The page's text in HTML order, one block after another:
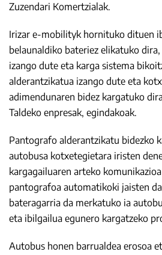
Zuzendari Komertzialak.
Irizar e-mobilityk hornituko dituen
belaunaldiko bateriez elikatuko
izango dute eta karga sistema
alderantzikatua izango dute eta
adimendunaren bidez kargatuko
Taldeko enpresak, egindakoak.
Pantografo alderantzikatu bidezko
autobusa kotxetegietara iristen
kargagailuaren arteko
pantografoa automatikoki jaisten
bateragarria da merkatuko ia
eta ibilgailua egunero kargatzeko
Autobus honen barrualdea erosoa